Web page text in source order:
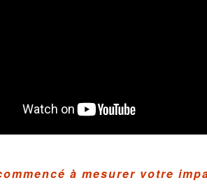
à mesurer votre